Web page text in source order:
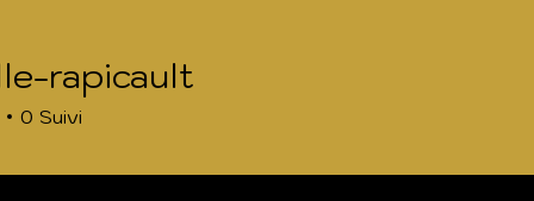
rapicault
0 Suivi